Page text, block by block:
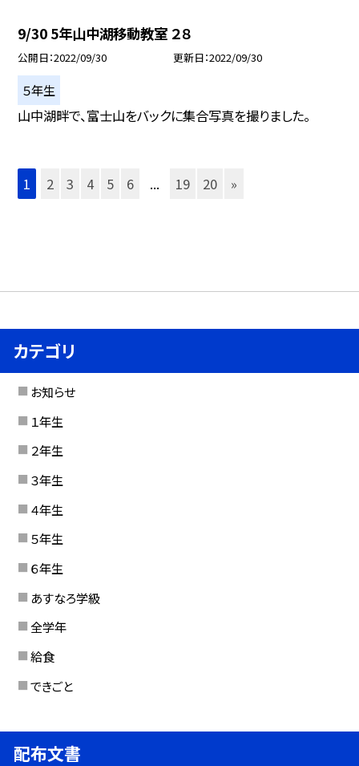
9/30 5年山中湖移動教室 ２８
公開日 2022/09/30 更新日 2022/09/30
５年生
山中湖畔で、富士山をバックに集合写真を撮りました。
1 2 3 4 5 6 ... 19 20 »
カテゴリ
お知らせ
１年生
２年生
３年生
４年生
５年生
６年生
あすなろ学級
全学年
給食
できごと
配布文書